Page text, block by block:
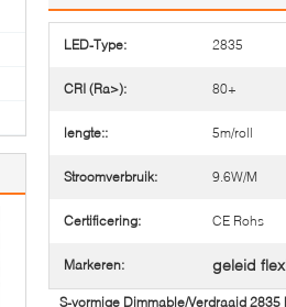
LED-Type: 2835
CRI (Ra>): 80+
lengte:: 5m/roll
Stroomverbruik: 9.6W/M
Certificering: CE Rohs
Markeren: geleid
S-vormige Dimmable/Verdraaid